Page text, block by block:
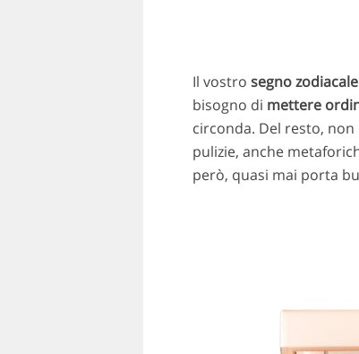
Il vostro segno zodiacale
bisogno di mettere
circonda. Del resto,
pulizie, anche
però, quasi mai porta